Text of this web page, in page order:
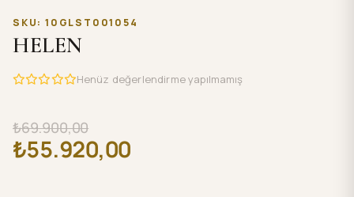
SKU: 10GLST001054
HELEN
Henüz değerlendirme yapılmamış
₺69.900,00
₺55.920,00